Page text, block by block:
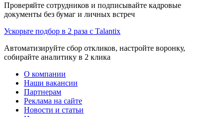
Проверяйте сотрудников и подписывайте кадровые
документы без бумаг и личных встреч
Ускорьте подбор в 2 раза с Talantix
Автоматизируйте сбор откликов, настройте воронку,
собирайте аналитику в 2 клика
О компании
Наши вакансии
Партнерам
Реклама на сайте
Новости и статьи